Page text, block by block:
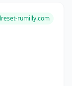
rumilly.com